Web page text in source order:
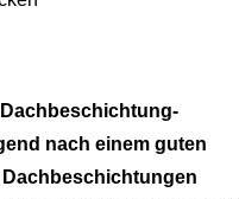
nach einem guten